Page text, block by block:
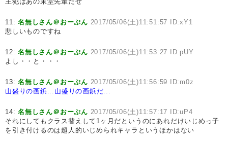
11:名無しさん＠おーぷん 2017/05/06(土)11:51:57 ID:xY1
悲しいものですね
12:名無しさん＠おーぷん 2017/05/06(土)11:53:27 ID:pUY
よし・・と・・・
13:名無しさん＠おーぷん 2017/05/06(土)11:56:59 ID:m0z
山盛りの画鋲...山盛りの画鋲だ...
14:名無しさん＠おーぷん 2017/05/06(土)11:57:17 ID:uP4
それにしてもクラス替えして1ヶ月だというのにあれだけいじめっ子
を引き付けるのは超人的いじめられキャラというほかはない